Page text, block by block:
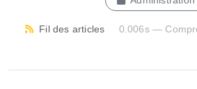
Fil des articles 0.006s —